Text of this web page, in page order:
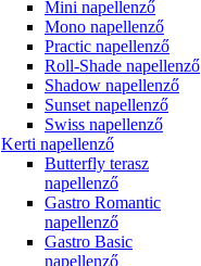
Mini napellenző
Mono napellenző
Practic napellenző
Roll-Shade napellenző
Shadow napellenző
Sunset napellenző
Swiss napellenző
Kerti napellenző
Butterfly terasz
napellenző
Gastro Romantic
napellenző
Gastro Basic
napellenző